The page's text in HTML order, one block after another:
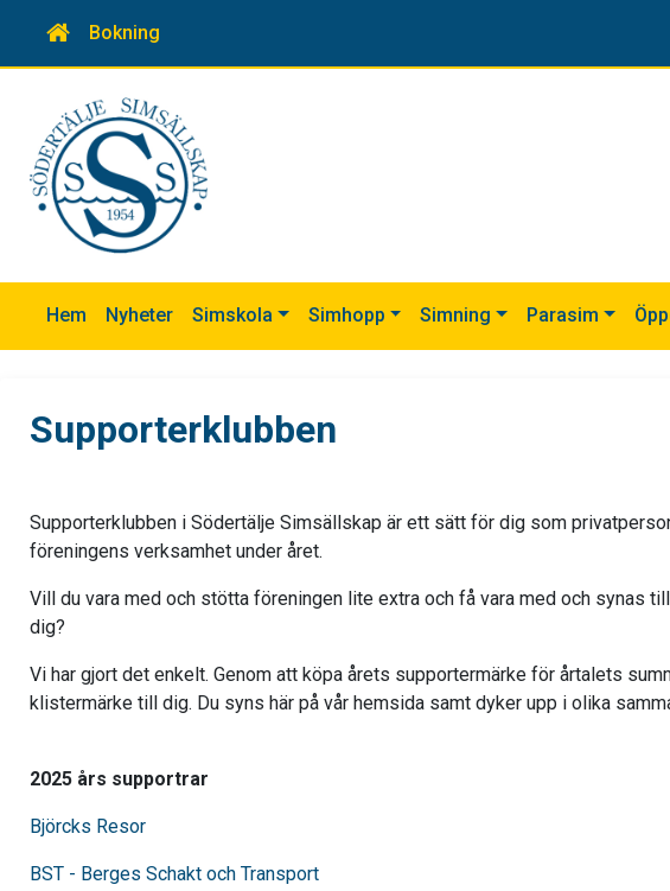
Bokning
Hem Nyheter Simskola Simhopp Simning Parasim
Supporterklubben
Supporterklubben i Södertälje Simsällskap är ett sätt för dig som
föreningens verksamhet under året.
Vill du vara med och stötta föreningen lite extra och få vara med och synas
dig?
Vi har gjort det enkelt. Genom att köpa årets supportermärke för årtalets
klistermärke till dig. Du syns här på vår hemsida samt dyker upp i olika
2025 års supportrar
Björcks Resor
BST - Berges Schakt och Transport